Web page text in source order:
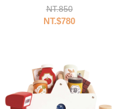
NT.850
NT.$780